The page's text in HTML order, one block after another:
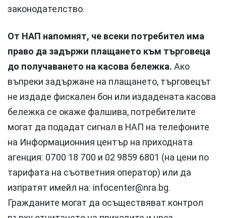
законодателство.
От НАП напомнят, че всеки потребител има
право да задържи плащането към търговеца
до получаването на касова бележка. Ако
въпреки задържане на плащането, търговецът
не издаде фискален бон или издадената касова
бележка се окаже фалшива, потребителите
могат да подадат сигнал в НАП на телефоните
на Информационния център на приходната
агенция: 0700 18 700 и 02 9859 6801 (на цени по
тарифата на съответния оператор) или да
изпратят имейл на: infocenter@nra.bg.
Гражданите могат да осъществяват контрол